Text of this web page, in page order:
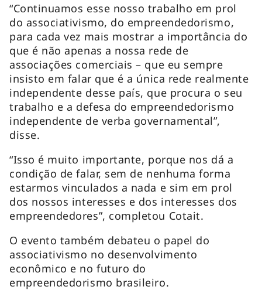
“Continuamos esse nosso trabalho em prol
do associativismo, do empreendedorismo,
para cada vez mais mostrar a importância do
que é não apenas a nossa rede de
associações comerciais – que eu sempre
insisto em falar que é a única rede realmente
independente desse país, que procura o seu
trabalho e a defesa do empreendedorismo
independente de verba governamental”,
disse.
“Isso é muito importante, porque nos dá a
condição de falar, sem de nenhuma forma
estarmos vinculados a nada e sim em prol
dos nossos interesses e dos interesses dos
empreendedores”, completou Cotait.
O evento também debateu o papel do
associativismo no desenvolvimento
econômico e no futuro do
empreendedorismo brasileiro.